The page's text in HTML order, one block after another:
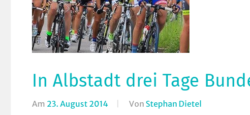
In Albstadt drei Tage
Am 23. August 2014 Von Stephan Dietel